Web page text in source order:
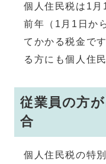
個人住民税は1月
前年（1月1日か
てかかる税金で
る方にも個人住
従業員の方
合
個人住民税の特